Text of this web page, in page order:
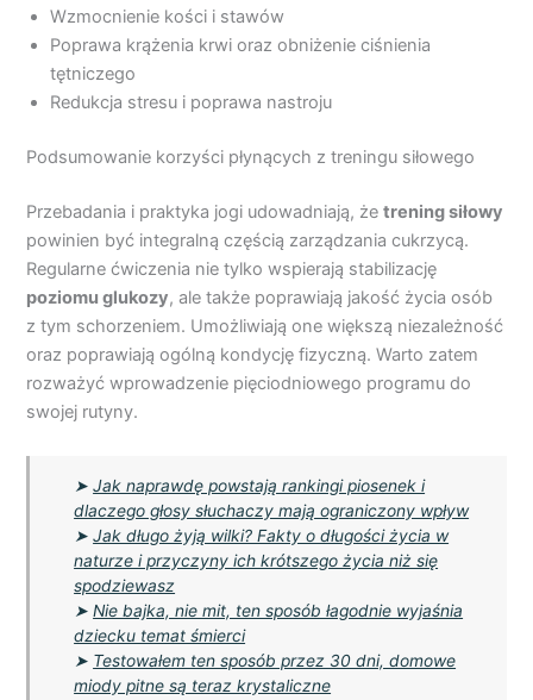
Wzmocnienie kości i stawów
Poprawa krążenia krwi oraz obniżenie ciśnienia
tętniczego
Redukcja stresu i poprawa nastroju
Podsumowanie korzyści płynących z treningu siłowego
Przebadania i praktyka jogi udowadniają, żetrening siłowy
powinien być integralną częścią zarządzania cukrzycą.
Regularne ćwiczenia nie tylko wspierają stabilizację
poziomu glukozy, ale także poprawiają jakość życia osób
z tym schorzeniem. Umożliwiają one większą niezależność
oraz poprawiają ogólną kondycję fizyczną. Warto zatem
rozważyć wprowadzenie pięciodniowego programu do
swojej rutyny.
➤Jak naprawdę powstają rankingi piosenek i
dlaczego głosy słuchaczy mają ograniczony wpływ
➤Jak długo żyją wilki? Fakty o długości życia w
naturze i przyczyny ich krótszego życia niż się
spodziewasz
➤Nie bajka, nie mit, ten sposób łagodnie wyjaśnia
dziecku temat śmierci
➤ Testowałem ten sposób przez 30 dni, domowe
miody pitne są teraz krystaliczne